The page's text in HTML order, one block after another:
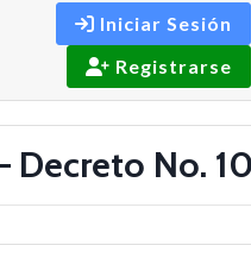
Iniciar Sesión
Registrarse
Decreto No.